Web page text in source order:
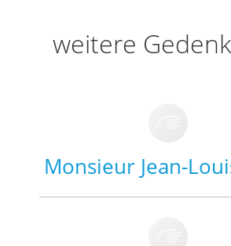
weitere
Monsieur Jean-